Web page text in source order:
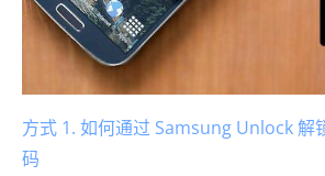
方式 1. 如何通过 Samsung Unlock 解
码